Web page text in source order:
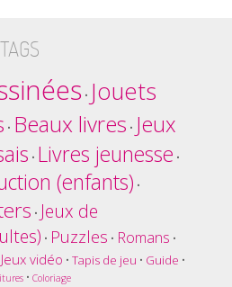
• Jouets
• Beaux livres • Jeux
• Livres jeunesse •
(enfants) •
• Jeux de
• Puzzles • Romans •
Jeux vidéo • Tapis de jeu • Guide •
• Coloriage